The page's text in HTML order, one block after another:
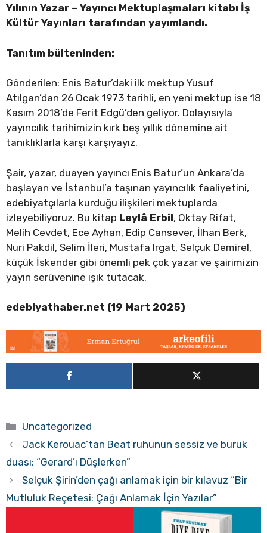
Yılının Yazar – Yayıncı Mektuplaşmaları kitabı İş
Kültür Yayınları tarafından yayımlandı.
Tanıtım bülteninden:
Gönderilen: Enis Batur’daki ilk mektup Yusuf
Atılgan’dan 26 Ocak 1973 tarihli, en yeni mektup ise 18
Kasım 2018’de Ferit Edgü’den geliyor. Dolayısıyla
yayıncılık tarihimizin kırk beş yıllık dönemine ait
tanıklıklarla karşı karşıyayız.
Şair, yazar, duayen yayıncı Enis Batur’un Ankara’da
başlayan ve İstanbul’a taşınan yayıncılık faaliyetini,
edebiyatçılarla kurduğu ilişkileri mektuplarda
izleyebiliyoruz. Bu kitap Leylâ Erbil, Oktay Rifat,
Melih Cevdet, Ece Ayhan, Edip Cansever, İlhan Berk,
Nuri Pakdil, Selim İleri, Mustafa Irgat, Selçuk Demirel,
küçük İskender gibi önemli pek çok yazar ve şairimizin
yayın serüvenine ışık tutacak.
edebiyathaber.net (19 Mart 2025)
Kategoriler
Uncategorized
Jack Kerouac’tan Beat ruhunun sessiz ve buruk
duası: “Gerard’ı Düşlerken”
Selçuk Şirin’den çağı anlamak için bir kılavuz “Bir
Mutluluk Reçetesi: Çağı Anlamak İçin Yazılar”